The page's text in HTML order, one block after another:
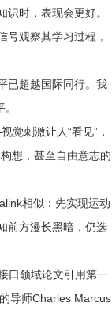
时，表现会更好。
观察其学习过程，
已超越国际同行。我
觉刺激让人“看见”，
想，甚至自由意志的
相似：先实现运动
前方漫长黑暗，仍选
口领域论文引用第一
导师Charles Marcus